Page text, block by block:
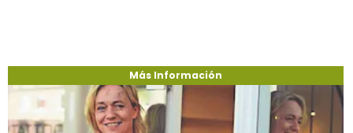
Más Información